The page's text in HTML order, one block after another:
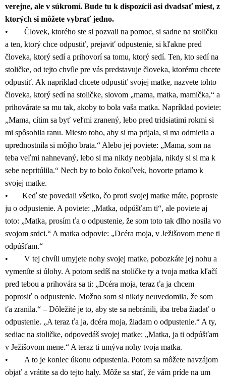
verejne, ale v súkromí. Bude tu k dispozícii asi dvadsať miest, z
ktorých si môžete vybrať jedno.
• Človek, ktorého ste si pozvali na pomoc, si sadne na stoličku
a ten, ktorý chce odpustiť, prejaviť odpustenie, si kľakne pred
človeka, ktorý sedí a prihovorí sa tomu, ktorý sedí. Ten, kto sedí na
stoličke, od tejto chvíle pre vás predstavuje človeka, ktorému chcete
odpustiť. Ak napríklad chcete odpustiť svojej matke, nazvete tohto
človeka, ktorý sedí na stoličke, slovom „mama, matka, mamička,“ a
prihovárate sa mu tak, akoby to bola vaša matka. Napríklad poviete:
„Mama, cítim sa byť veľmi zranený, lebo pred tridsiatimi rokmi si
mi spôsobila ranu. Miesto toho, aby si ma prijala, si ma odmietla a
uprednostnila si môjho brata.“ Alebo jej poviete: „Mama, som na
teba veľmi nahnevaný, lebo si ma nikdy neobjala, nikdy si si ma k
sebe nepritúlila.“ Nech by to bolo čokoľvek, hovorte priamo k
svojej matke.
• Keď ste povedali všetko, čo proti svojej matke máte, poproste
ju o odpustenie. A poviete: „Matka, odpúšťam ti“, ale poviete aj
toto: „Matka, prosím ťa o odpustenie, že som toto tak dlho nosila vo
svojom srdci.“ A matka odpovie: „Dcéra moja, v Ježišovom mene ti
odpúšťam.“
• V tej chvíli umyjete nohy svojej matke, pobozkáte jej nohu a
vymeníte si úlohy. A potom sedíš na stoličke ty a tvoja matka kľačí
pred tebou a prihovára sa ti: „Dcéra moja, teraz ťa ja chcem
poprosiť o odpustenie. Možno som si nikdy neuvedomila, že som
ťa zranila.“ – Dôležité je to, aby ste sa nebránili, iba treba žiadať o
odpustenie. „A teraz ťa ja, dcéra moja, žiadam o odpustenie.“ A ty,
sediac na stoličke, odpovedáš svojej matke: „Matka, ja ti odpúšťam
v Ježišovom mene.“ A teraz ti umýva nohy tvoja matka.
• A to je koniec úkonu odpustenia. Potom sa môžete navzájom
objať a vrátite sa do tejto haly. Môže sa stať, že vám príde na um